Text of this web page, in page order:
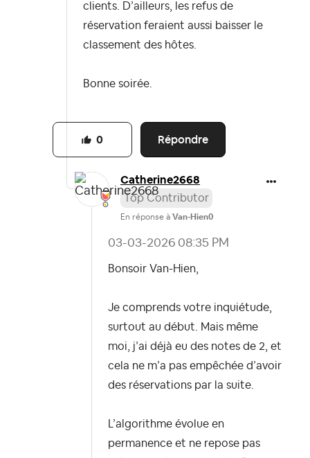
clients. D’ailleurs, les refus de
réservation feraient aussi baisser le
classement des hôtes.
Bonne soirée.
Répondre
0
Catherine2668
Top Contributor
En réponse à Van-Hien0
‎03-03-2026 08:35 PM
Bonsoir Van-Hien,
Je comprends votre inquiétude,
surtout au début. Mais même
moi, j’ai déjà eu des notes de 2, et
cela ne m’a pas empêchée d’avoir
des réservations par la suite.
L’algorithme évolue en
permanence et ne repose pas